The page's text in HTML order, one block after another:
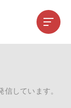
しています。